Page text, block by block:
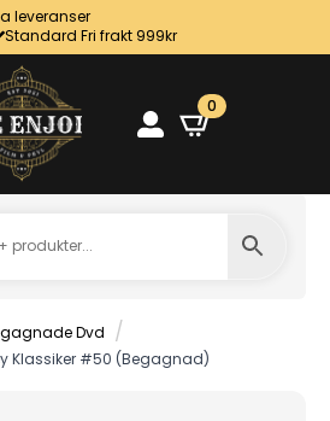
leveranser
Standard Fri frakt 999kr
0
Dvd
Klassiker #50 (Begagnad)